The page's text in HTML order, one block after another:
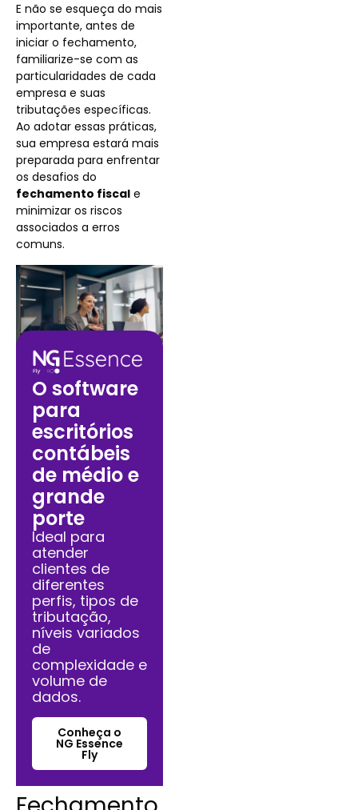
E não se esqueça do mais
importante, antes de
iniciar o fechamento,
familiarize-se com as
particularidades de cada
empresa e suas
tributações específicas.
Ao adotar essas práticas,
sua empresa estará mais
preparada para enfrentar
os desafios do
fechamento fiscal e
minimizar os riscos
associados a erros
comuns.
O software
para
escritórios
contábeis
de médio e
grande
porte
Ideal para
atender
clientes de
diferentes
perfis, tipos de
tributação,
níveis variados
de
complexidade e
volume de
dados.
Conheça o
NG Essence
Fly